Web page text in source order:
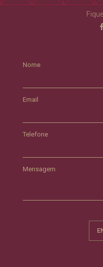
Nome
Email
Telefone
Mensagem